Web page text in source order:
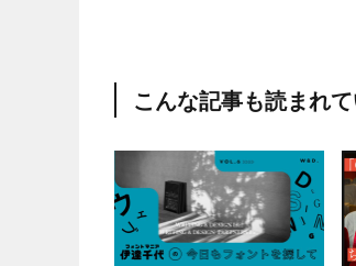
こんな記事も読まれ